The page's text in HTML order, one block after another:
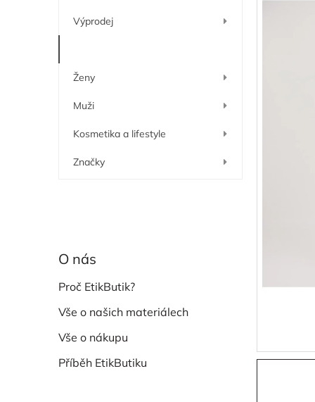
n
í
Výprodej
Ženy
Muži
Kosmetika a lifestyle
Značky
O nás
Proč EtikButik?
Vše o našich materiálech
Vše o nákupu
Příběh EtikButiku